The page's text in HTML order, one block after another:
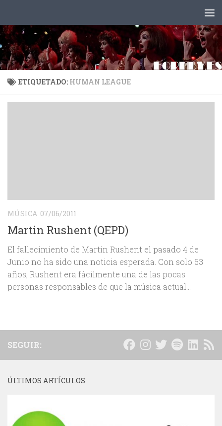
ETIQUETADO: HUMAN LEAGUE
MÚSICA 07/06/2011
Martin Rushent (QEPD)
El fallecimiento de Martin Rushent el pasado 4 de
Junio no ha sido una noticia esperada. Con solo 63
años, Rushent era fácilmente una de las pocas
personas responsables de que la música actual...
SEGUIR:
ÚLTIMOS ARTÍCULOS